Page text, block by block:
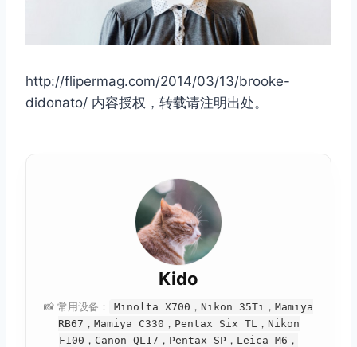
http://flipermag.com/2014/03/13/brooke-
didonato/ 内容授权，转载请注明出处。
Kido
📸 常用设备：
Minolta X700，Nikon 35Ti，Mamiya
RB67，Mamiya C330，Pentax Six TL，Nikon
F100，Canon QL17，Pentax SP，Leica M6，